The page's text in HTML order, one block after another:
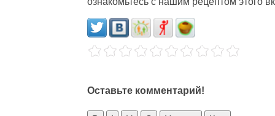
Оставьте комментарий!